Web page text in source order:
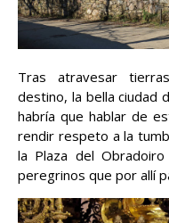
Tras atravesar
destino, la bella ciudad
habría que hablar de
rendir respeto a la
la Plaza del
peregrinos que por allí